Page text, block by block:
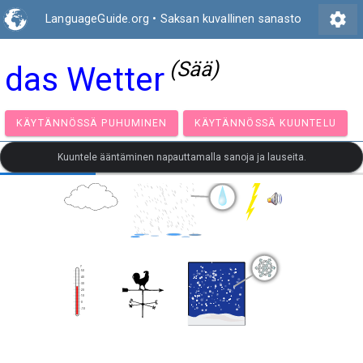
LanguageGuide.org • Saksan kuvallinen sanasto settings
das Wetter (Sää)
KÄYTÄNNÖSSÄ PUHUMINEN KÄYTÄNNÖSSÄ
Kuuntele ääntäminen napauttamalla sanoja ja lauseita.